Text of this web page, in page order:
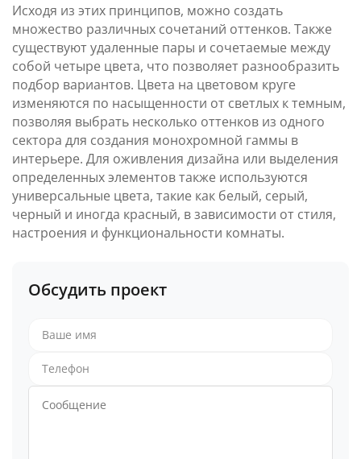
Исходя из этих принципов, можно создать
множество различных сочетаний оттенков. Также
существуют удаленные пары и сочетаемые между
собой четыре цвета, что позволяет разнообразить
подбор вариантов. Цвета на цветовом круге
изменяются по насыщенности от светлых к темным,
позволяя выбрать несколько оттенков из одного
сектора для создания монохромной гаммы в
интерьере. Для оживления дизайна или выделения
определенных элементов также используются
универсальные цвета, такие как белый, серый,
черный и иногда красный, в зависимости от стиля,
настроения и функциональности комнаты.
Обсудить проект